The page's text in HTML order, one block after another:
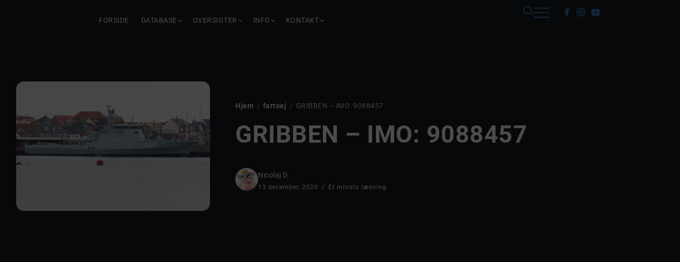
FORSIDE DATABASE OVERSIGTER INFO KONTAKT
Hjem / fartoej / GRIBBEN – IMO: 9088457
GRIBBEN – IMO: 9088457
Nicolaj D.
13 december, 2020 Et minuts læsning